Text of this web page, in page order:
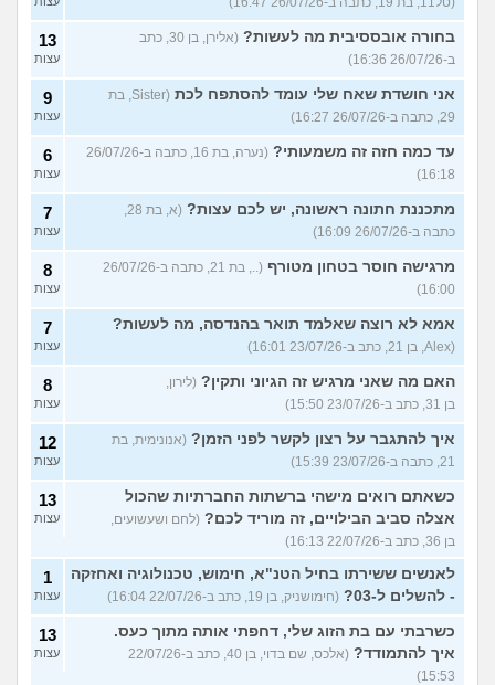
בחורה אובססיבית מה לעשות?
(אלירן, בן 30, כתב
ב-26/07/26 16:36)
13
עצות
אני חושדת שאח שלי עומד להסתפח לכת
(Sister, בת
29, כתבה ב-26/07/26 16:27)
9
עצות
עד כמה חזה זה משמעותי?
(נערה, בת 16, כתבה ב-26/07/26
16:18)
6
עצות
מתכננת חתונה ראשונה, יש לכם עצות?
כתבה ב-26/07/26 16:09)
7
עצות
מרגישה חוסר בטחון מטורף
(.., בת 21, כתבה ב-26/07/26
16:00)
8
עצות
אמא לא רוצה שאלמד תואר בהנדסה, מה לעשות?
(Alex, בן 21, כתב ב-23/07/26 16:01)
7
עצות
האם מה שאני מרגיש זה הגיוני ותקין? (לירון,
בן 31, כתב ב-23/07/26 15:50)
8
עצות
איך להתגבר על רצון לקשר לפני הזמן? (אנונימית, בת
21, כתבה ב-23/07/26 15:39)
12
עצות
כשאתם רואים מישהי ברשתות החברתיות שהכול
אצלה סביב הבילויים, זה מוריד לכם? (לחם ושעשועים,
בן 36, כתב ב-22/07/26 16:13)
13
עצות
לאנשים ששירתו בחיל הטנ"א, חימוש, טכנולוגיה ואחזקה
- להשלים ל-03?
(חימושניק, בן 19, כתב ב-22/07/26 16:04)
1
עצות
כשרבתי עם בת הזוג שלי, דחפתי אותה מתוך כעס.
איך להתמודד?
(אלכס, שם בדוי, בן 40, כתב ב-22/07/26
15:53)
13
עצות